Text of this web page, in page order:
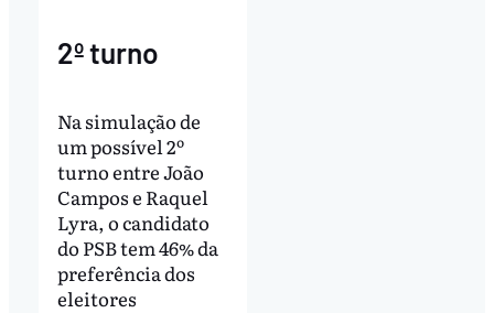
2º turno
Na simulação de
um possível 2º
turno entre João
Campos e Raquel
Lyra, o candidato
do PSB tem 46% da
preferência dos
eleitores